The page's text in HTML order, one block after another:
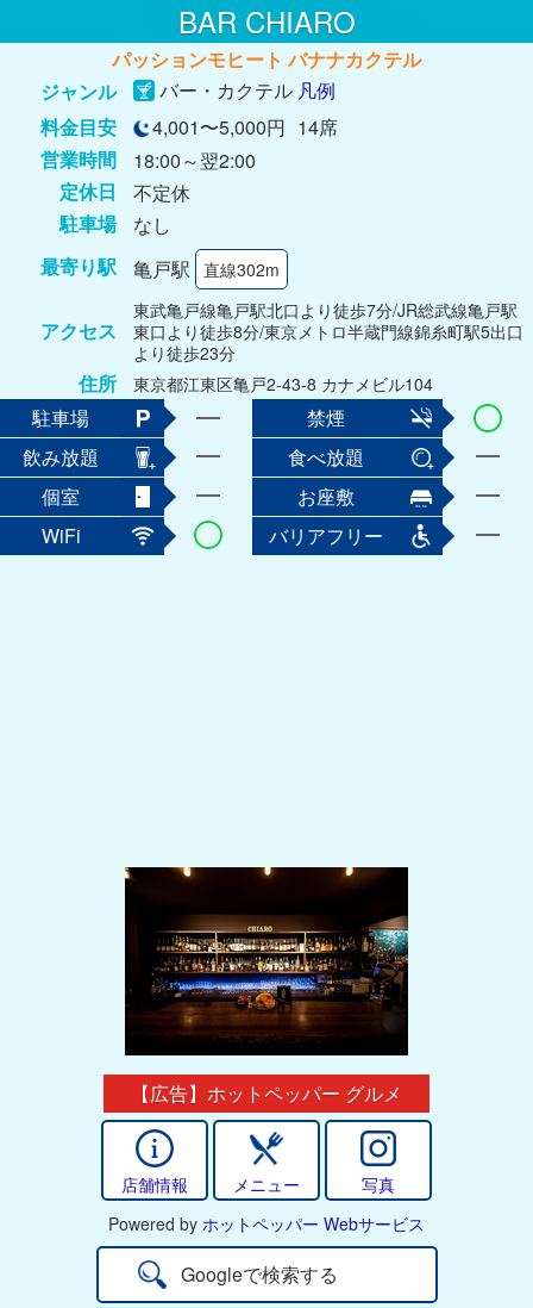
BAR CHIARO
パッションモヒート バナナカクテル
ジャンル
バー・カクテル 凡例
料金目安
4,001〜5,000円 14席
営業時間
18:00～翌2:00
定休日
不定休
駐車場
なし
最寄り駅
亀戸駅 直線302m
アクセス
東武亀戸線亀戸駅北口より徒歩7分/JR総武線亀戸駅
東口より徒歩8分/東京メトロ半蔵門線錦糸町駅5出口
より徒歩23分
住所 東京都江東区亀戸2-43-8 カナメビル104
駐車場
禁煙
飲み放題
食べ放題
個室
お座敷
WiFi
バリアフリー
【広告】ホットペッパー グルメ
店舗情報 メニュー
写真
Powered by ホットペッパー Webサービス
Googleで検索する